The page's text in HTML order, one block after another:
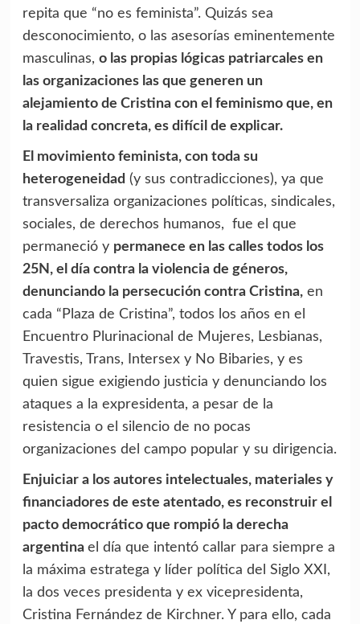
repita que “no es feminista”. Quizás sea
desconocimiento, o las asesorías eminentemente
masculinas, o las propias lógicas patriarcales en
las organizaciones las que generen un
alejamiento de Cristina con el feminismo que, en
la realidad concreta, es difícil de explicar.
El movimiento feminista, con toda su
heterogeneidad (y sus contradicciones), ya que
transversaliza organizaciones políticas, sindicales,
sociales, de derechos humanos, fue el que
permaneció y permanece en las calles todos los
25N, el día contra la violencia de géneros,
denunciando la persecución contra Cristina,en
cada “Plaza de Cristina”, todos los años en el
Encuentro Plurinacional de Mujeres, Lesbianas,
Travestis, Trans, Intersex y No Bibaries, y es
quien sigue exigiendo justicia y denunciando los
ataques a la expresidenta, a pesar de la
resistencia o el silencio de no pocas
organizaciones del campo popular y su dirigencia.
Enjuiciar a los autores intelectuales, materiales y
financiadores de este atentado, es reconstruir el
pacto democrático que rompió la derecha
argentina el día que intentó callar para siempre a
la máxima estratega y líder política del Siglo XXI,
la dos veces presidenta y ex vicepresidenta,
Cristina Fernández de Kirchner. Y para ello, cada